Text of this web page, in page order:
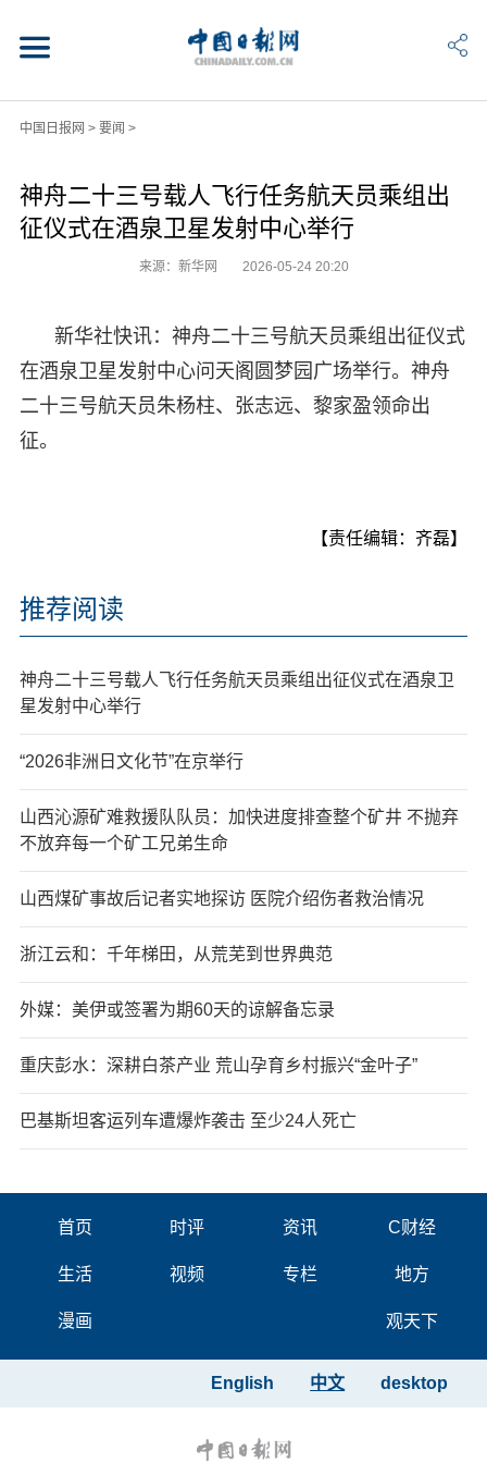
中国日报网 > 要闻 >
神舟二十三号载人飞行任务航天员乘组出
征仪式在酒泉卫星发射中心举行
来源：新华网 2026-05-24 20:20
新华社快讯：神舟二十三号航天员乘组出征仪式
在酒泉卫星发射中心问天阁圆梦园广场举行。神舟
二十三号航天员朱杨柱、张志远、黎家盈领命出
征。
【责任编辑：齐磊】
推荐阅读
神舟二十三号载人飞行任务航天员乘组出征仪式在酒泉卫
星发射中心举行
“2026非洲日文化节”在京举行
山西沁源矿难救援队队员：加快进度排查整个矿井 不抛弃
不放弃每一个矿工兄弟生命
山西煤矿事故后记者实地探访 医院介绍伤者救治情况
浙江云和：千年梯田，从荒芜到世界典范
外媒：美伊或签署为期60天的谅解备忘录
重庆彭水：深耕白茶产业 荒山孕育乡村振兴“金叶子”
巴基斯坦客运列车遭爆炸袭击 至少24人死亡
首页 时评 资讯 C财经
生活 视频 专栏 地方
漫画 观天下
desktop
中文
English